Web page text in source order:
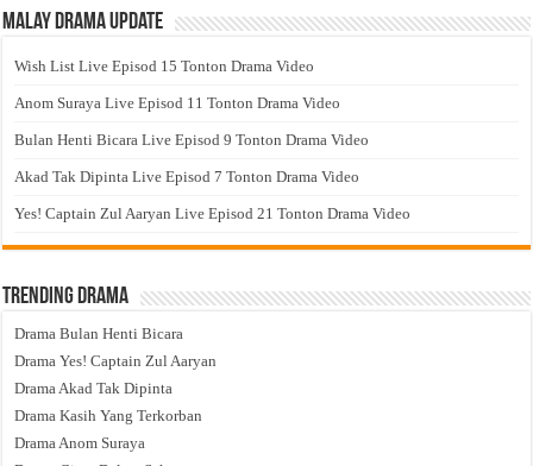
Malay Drama Update
Wish List Live Episod 15 Tonton Drama Video
Anom Suraya Live Episod 11 Tonton Drama Video
Bulan Henti Bicara Live Episod 9 Tonton Drama Video
Akad Tak Dipinta Live Episod 7 Tonton Drama Video
Yes! Captain Zul Aaryan Live Episod 21 Tonton Drama Video
Trending Drama
Drama Bulan Henti Bicara
Drama Yes! Captain Zul Aaryan
Drama Akad Tak Dipinta
Drama Kasih Yang Terkorban
Drama Anom Suraya